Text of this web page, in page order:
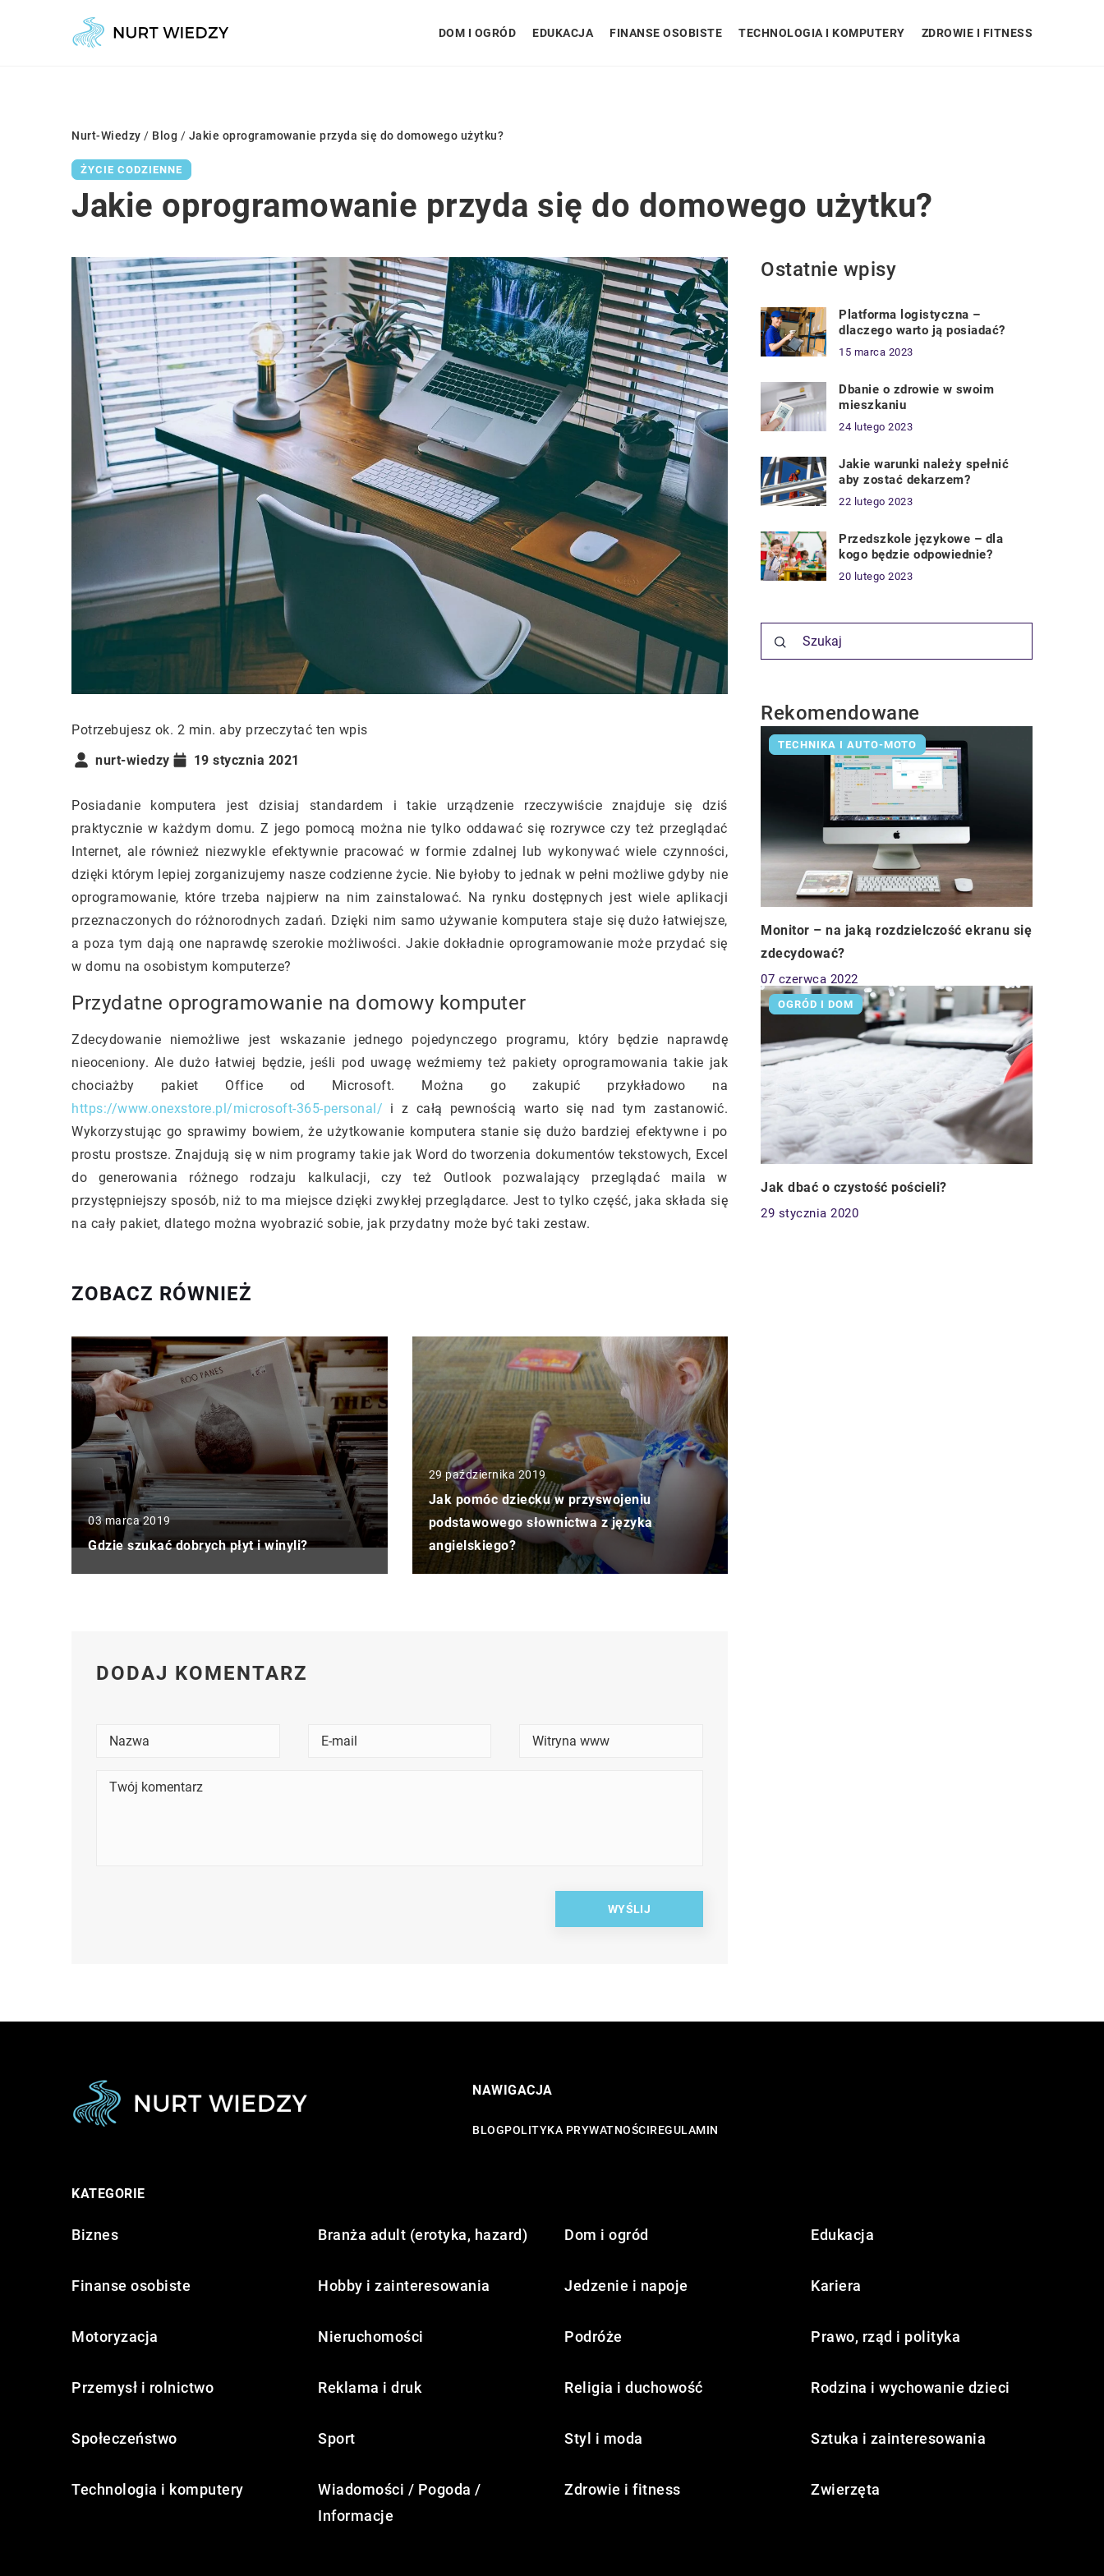
DOM I OGRÓD EDUKACJA FINANSE OSOBISTE TECHNOLOGIA I KOMPUTERY ZDROWIE I FITNESS
Nurt-Wiedzy / Blog / Jakie oprogramowanie przyda się do domowego użytku?
ŻYCIE CODZIENNE
Jakie oprogramowanie przyda się do domowego użytku?
Potrzebujesz ok. 2 min. aby przeczytać ten wpis
nurt-wiedzy
19 stycznia 2021
Posiadanie komputera jest dzisiaj standardem i takie urządzenie rzeczywiście znajduje się dziś
praktycznie w każdym domu. Z jego pomocą można nie tylko oddawać się rozrywce czy też przeglądać
Internet, ale również niezwykle efektywnie pracować w formie zdalnej lub wykonywać wiele czynności,
dzięki którym lepiej zorganizujemy nasze codzienne życie. Nie byłoby to jednak w pełni możliwe gdyby nie
oprogramowanie, które trzeba najpierw na nim zainstalować. Na rynku dostępnych jest wiele aplikacji
przeznaczonych do różnorodnych zadań. Dzięki nim samo używanie komputera staje się dużo łatwiejsze,
a poza tym dają one naprawdę szerokie możliwości. Jakie dokładnie oprogramowanie może przydać się
w domu na osobistym komputerze?
Przydatne oprogramowanie na domowy komputer
Zdecydowanie niemożliwe jest wskazanie jednego pojedynczego programu, który będzie naprawdę
nieoceniony. Ale dużo łatwiej będzie, jeśli pod uwagę weźmiemy też pakiety oprogramowania takie jak
chociażby pakiet Office od Microsoft. Można go zakupić przykładowo na
https://www.onexstore.pl/microsoft-365-personal/ i z całą pewnością warto się nad tym zastanowić.
Wykorzystując go sprawimy bowiem, że użytkowanie komputera stanie się dużo bardziej efektywne i po
prostu prostsze. Znajdują się w nim programy takie jak Word do tworzenia dokumentów tekstowych, Excel
do generowania różnego rodzaju kalkulacji, czy też Outlook pozwalający przeglądać maila w
przystępniejszy sposób, niż to ma miejsce dzięki zwykłej przeglądarce. Jest to tylko część, jaka składa się
na cały pakiet, dlatego można wyobrazić sobie, jak przydatny może być taki zestaw.
ZOBACZ RÓWNIEŻ
03 marca 2019
Gdzie szukać dobrych płyt i winyli?
29 października 2019
Jak pomóc dziecku w przyswojeniu
podstawowego słownictwa z języka
angielskiego?
Ostatnie wpisy
Platforma logistyczna –
dlaczego warto ją posiadać?
15 marca 2023
Dbanie o zdrowie w swoim
mieszkaniu
24 lutego 2023
Jakie warunki należy spełnić
aby zostać dekarzem?
22 lutego 2023
Przedszkole językowe – dla
kogo będzie odpowiednie?
20 lutego 2023
Rekomendowane
TECHNIKA I AUTO-MOTO
Monitor – na jaką rozdzielczość ekranu się
zdecydować?
07 czerwca 2022
OGRÓD I DOM
Jak dbać o czystość pościeli?
29 stycznia 2020
DODAJ KOMENTARZ
NAWIGACJA
BLOGPOLITYKA PRYWATNOŚCIREGULAMIN
KATEGORIE
Biznes Branża adult (erotyka, hazard) Dom i ogród Edukacja
Finanse osobiste Hobby i zainteresowania Jedzenie i napoje Kariera
Motoryzacja Nieruchomości Podróże Prawo, rząd i polityka
Przemysł i rolnictwo Reklama i druk Religia i duchowość Rodzina i wychowanie dzieci
Społeczeństwo Sport Styl i moda Sztuka i zainteresowania
Technologia i komputery
Wiadomości / Pogoda /
Informacje
Zdrowie i fitness Zwierzęta